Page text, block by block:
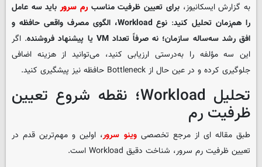
به گزارش ایسکانیوز،برای تعیین ظرفیت مناسبرم سرورباید سه عامل
را هم‌زمان تحلیل کنید: نوع Workload، الگوی مصرف واقعی حافظه و
افق رشد سه‌ساله سازمان؛ نه صرفاً تعداد VM یا پیشنهاد فروشنده. اگر
این سه مؤلفه را به‌درستی ارزیابی کنید، می‌توانید از هزینه اضافی
جلوگیری کرده و در عین حال از Bottleneck حافظه نیز پیشگیری کنید.
تحلیل Workload؛ نقطه شروع تعیین
ظرفیت رم
طبق مقاله ای از مرجع تخصصیوینو سرور، اولین و مهم‌ترین قدم در
تعیین ظرفیت رم سرور، شناخت دقیق Workload است.